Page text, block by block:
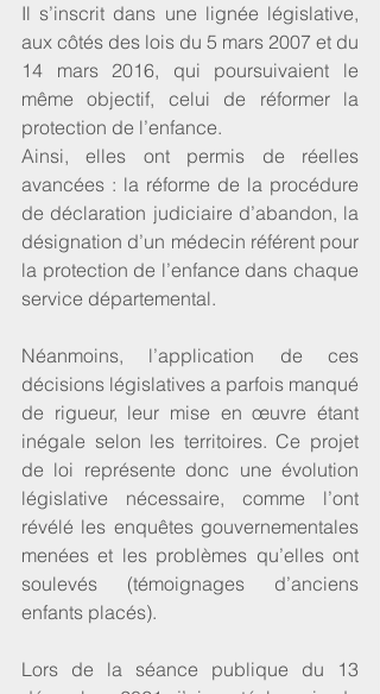
Il s’inscrit dans une lignée législative,
aux côtés des lois du 5 mars 2007 et du
14 mars 2016, qui poursuivaient le
même objectif, celui de réformer la
protection de l’enfance.
Ainsi, elles ont permis de réelles
avancées : la réforme de la procédure
de déclaration judiciaire d’abandon, la
désignation d’un médecin référent pour
la protection de l’enfance dans chaque
service départemental.
Néanmoins, l’application de ces
décisions législatives a parfois manqué
de rigueur, leur mise en œuvre étant
inégale selon les territoires. Ce projet
de loi représente donc une évolution
législative nécessaire, comme l’ont
révélé les enquêtes gouvernementales
menées et les problèmes qu’elles ont
soulevés (témoignages d’anciens
enfants placés).
Lors de la séance publique du 13